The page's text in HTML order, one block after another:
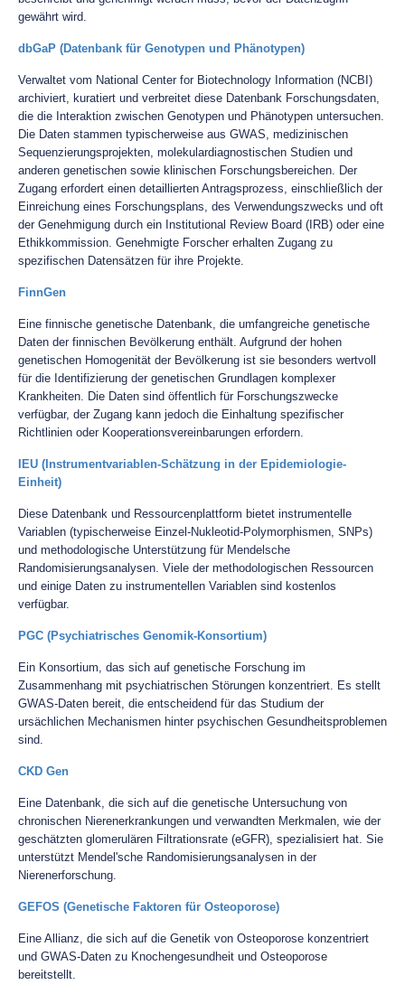
gewährt wird.
dbGaP (Datenbank für Genotypen und Phänotypen)
Verwaltet vom National Center for Biotechnology Information (NCBI)
archiviert, kuratiert und verbreitet diese Datenbank Forschungsdaten,
die die Interaktion zwischen Genotypen und Phänotypen untersuchen.
Die Daten stammen typischerweise aus GWAS, medizinischen
Sequenzierungsprojekten, molekulardiagnostischen Studien und
anderen genetischen sowie klinischen Forschungsbereichen. Der
Zugang erfordert einen detaillierten Antragsprozess, einschließlich der
Einreichung eines Forschungsplans, des Verwendungszwecks und oft
der Genehmigung durch ein Institutional Review Board (IRB) oder eine
Ethikkommission. Genehmigte Forscher erhalten Zugang zu
spezifischen Datensätzen für ihre Projekte.
FinnGen
Eine finnische genetische Datenbank, die umfangreiche genetische
Daten der finnischen Bevölkerung enthält. Aufgrund der hohen
genetischen Homogenität der Bevölkerung ist sie besonders wertvoll
für die Identifizierung der genetischen Grundlagen komplexer
Krankheiten. Die Daten sind öffentlich für Forschungszwecke
verfügbar, der Zugang kann jedoch die Einhaltung spezifischer
Richtlinien oder Kooperationsvereinbarungen erfordern.
IEU (Instrumentvariablen-Schätzung in der Epidemiologie-
Einheit)
Diese Datenbank und Ressourcenplattform bietet instrumentelle
Variablen (typischerweise Einzel-Nukleotid-Polymorphismen, SNPs)
und methodologische Unterstützung für Mendelsche
Randomisierungsanalysen. Viele der methodologischen Ressourcen
und einige Daten zu instrumentellen Variablen sind kostenlos
verfügbar.
PGC (Psychiatrisches Genomik-Konsortium)
Ein Konsortium, das sich auf genetische Forschung im
Zusammenhang mit psychiatrischen Störungen konzentriert. Es stellt
GWAS-Daten bereit, die entscheidend für das Studium der
ursächlichen Mechanismen hinter psychischen Gesundheitsproblemen
sind.
CKD Gen
Eine Datenbank, die sich auf die genetische Untersuchung von
chronischen Nierenerkrankungen und verwandten Merkmalen, wie der
geschätzten glomerulären Filtrationsrate (eGFR), spezialisiert hat. Sie
unterstützt Mendel'sche Randomisierungsanalysen in der
Nierenerforschung.
GEFOS (Genetische Faktoren für Osteoporose)
Eine Allianz, die sich auf die Genetik von Osteoporose konzentriert
und GWAS-Daten zu Knochengesundheit und Osteoporose
bereitstellt.